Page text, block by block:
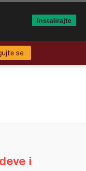
se
i
Instalirajte